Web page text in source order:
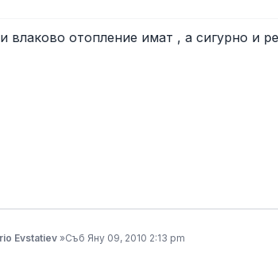
влаково отопление имат , а сигурно и
Evstatiev »Съб Яну 09, 2010 2:13 pm